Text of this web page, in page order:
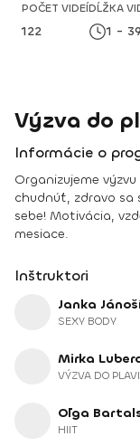
POČET VIDEÍ
122
DĹŽKA
1 -
Výzva do
Informácie o
Organizujeme
chudnúť, zdravo
sebe! Motivácia,
mesiace.
Inštruktori
Janka
SEXY BODY
Mirka
VÝZVA DO
Oľga
HIIT